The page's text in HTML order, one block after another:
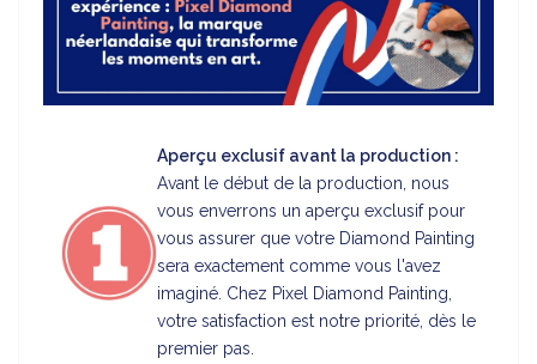
Aperçu exclusif avant la production :
Avant le début de la production, nous
vous enverrons un aperçu exclusif pour
vous assurer que votre Diamond Painting
sera exactement comme vous l'avez
imaginé. Chez Pixel Diamond Painting,
votre satisfaction est notre priorité, dès le
premier pas.